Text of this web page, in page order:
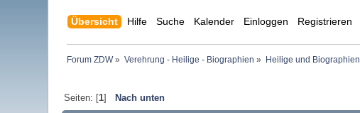
Übersicht Hilfe Suche Kalender Einloggen Registrieren
Forum ZDW» Verehrung - Heilige - Biographien » Heilige und Biographien
Seiten: [1] Nach unten